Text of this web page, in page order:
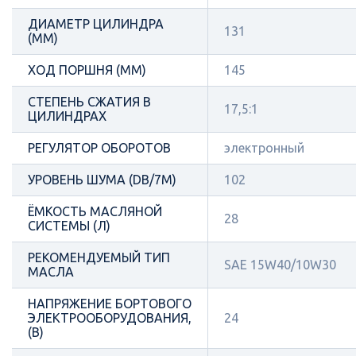
ДИАМЕТР ЦИЛИНДРА
(ММ)
131
ХОД ПОРШНЯ (ММ) 145
СТЕПЕНЬ СЖАТИЯ В
ЦИЛИНДРАХ
17,5:1
РЕГУЛЯТОР ОБОРОТОВ электронный
УРОВЕНЬ ШУМА (DB/7М) 102
ЁМКОСТЬ МАСЛЯНОЙ
СИСТЕМЫ (Л)
28
РЕКОМЕНДУЕМЫЙ ТИП
МАСЛА
SAE 15W40/10W30
НАПРЯЖЕНИЕ БОРТОВОГО
ЭЛЕКТРООБОРУДОВАНИЯ,
(В)
24